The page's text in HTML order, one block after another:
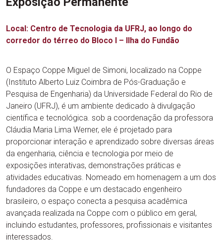
Local: Centro de Tecnologia da UFRJ, ao longo do
corredor do térreo do Bloco I – Ilha do Fundão
O Espaço Coppe Miguel de Simoni, localizado na Coppe
(Instituto Alberto Luiz Coimbra de Pós-Graduação e
Pesquisa de Engenharia) da Universidade Federal do Rio de
Janeiro (UFRJ), é um ambiente dedicado à divulgação
científica e tecnológica. sob a coordenação da professora
Cláudia Maria Lima Werner, ele é projetado para
proporcionar interação e aprendizado sobre diversas áreas
da engenharia, ciência e tecnologia por meio de
exposições interativas, demonstrações práticas e
atividades educativas. Nomeado em homenagem a um dos
fundadores da Coppe e um destacado engenheiro
brasileiro, o espaço conecta a pesquisa acadêmica
avançada realizada na Coppe com o público em geral,
incluindo estudantes, professores, profissionais e visitantes
interessados.